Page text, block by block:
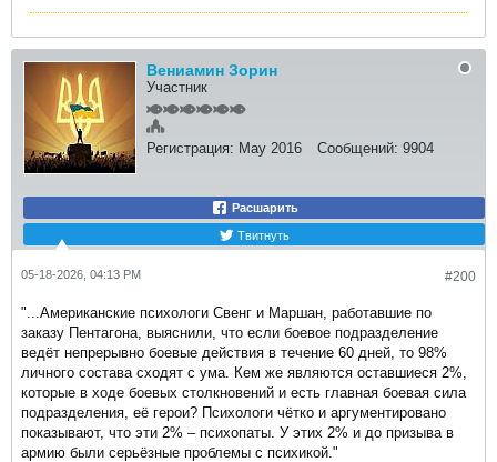
Вениамин Зорин
Участник
Регистрация: May 2016 Сообщений: 9904
Расшарить
Твитнуть
#200
05-18-2026, 04:13 PM
"...Американские психологи Свенг и Маршан, работавшие по
заказу Пентагона, выяснили, что если боевое подразделение
ведёт непрерывно боевые действия в течение 60 дней, то 98%
личного состава сходят с ума. Кем же являются оставшиеся 2%,
которые в ходе боевых столкновений и есть главная боевая сила
подразделения, её герои? Психологи чётко и аргументировано
показывают, что эти 2% – психопаты. У этих 2% и до призыва в
армию были серьёзные проблемы с психикой."